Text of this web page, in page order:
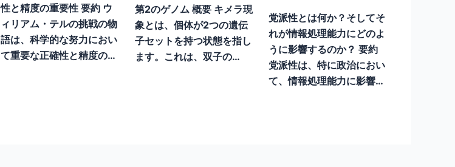
性と精度の重要性 要約 ウ
ィリアム・テルの挑戦の物
語は、科学的な努力におい
て重要な正確性と精度の…
第2のゲノム 概要 キメラ現
象とは、個体が2つの遺伝
子セットを持つ状態を指し
ます。これは、双子の…
党派性とは何か？そしてそ
れが情報処理能力にどのよ
うに影響するのか？ 要約
党派性は、特に政治におい
て、情報処理能力に影響…